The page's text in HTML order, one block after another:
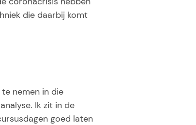
die daarbij komt
nemen in die
Ik zit in de
goed laten